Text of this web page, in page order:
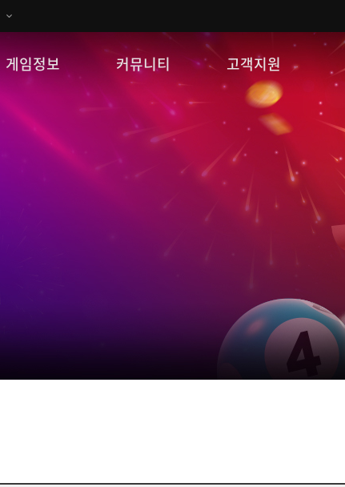
게임정보
세계관
캐릭터소개
커뮤니티
자유게시판
이미지게시판
공략 게시판
고객지원
FAQ
쿠폰등록